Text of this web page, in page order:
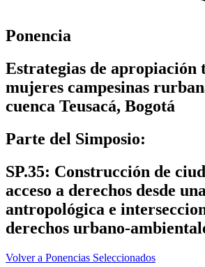
Ponencia
Estrategias de
mujeres campesinas
cuenca Teusacá, Bogotá
Parte del Simposio:
SP.35: Construcción de
acceso a derechos desde
antropológica e
derechos urbano-
Volver a Ponencias Seleccionados